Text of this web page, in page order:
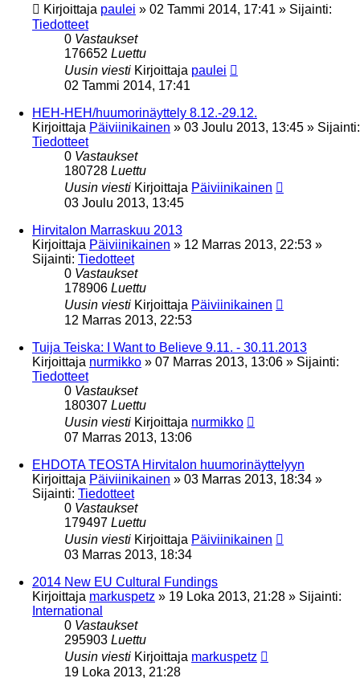
Kirjoittaja paulei » 02 Tammi 2014, 17:41 » Sijainti:
Tiedotteet
0 Vastaukset
176652 Luettu
Uusin viesti Kirjoittaja paulei
02 Tammi 2014, 17:41
HEH-HEH/huumorinäyttely 8.12.-29.12.
Kirjoittaja Päiviinikainen » 03 Joulu 2013, 13:45 » Sijainti:
Tiedotteet
0 Vastaukset
180728 Luettu
Uusin viesti Kirjoittaja Päiviinikainen
03 Joulu 2013, 13:45
Hirvitalon Marraskuu 2013
Kirjoittaja Päiviinikainen » 12 Marras 2013, 22:53 »
Sijainti: Tiedotteet
0 Vastaukset
178906 Luettu
Uusin viesti Kirjoittaja Päiviinikainen
12 Marras 2013, 22:53
Tuija Teiska: I Want to Believe 9.11. - 30.11.2013
Kirjoittaja nurmikko » 07 Marras 2013, 13:06 » Sijainti:
Tiedotteet
0 Vastaukset
180307 Luettu
Uusin viesti Kirjoittaja nurmikko
07 Marras 2013, 13:06
EHDOTA TEOSTA Hirvitalon huumorinäyttelyyn
Kirjoittaja Päiviinikainen » 03 Marras 2013, 18:34 »
Sijainti: Tiedotteet
0 Vastaukset
179497 Luettu
Uusin viesti Kirjoittaja Päiviinikainen
03 Marras 2013, 18:34
2014 New EU Cultural Fundings
Kirjoittaja markuspetz » 19 Loka 2013, 21:28 » Sijainti:
International
0 Vastaukset
295903 Luettu
Uusin viesti Kirjoittaja markuspetz
19 Loka 2013, 21:28